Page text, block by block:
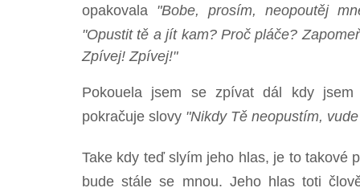
opakovala "Bobe, prosím, neopoutěj
"Opustit tě a jít kam? Proč pláče?
Zpívej! Zpívej!"
Pokouela jsem se zpívat dál kdy
pokračuje slovy "Nikdy Tě neopustím,
Take kdy teď slyím jeho hlas, je to
bude stále se mnou. Jeho hlas toti